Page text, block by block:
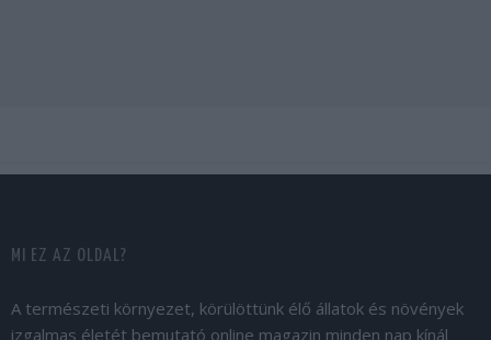
MI EZ AZ OLDAL?
A természeti környezet, körülöttünk élő állatok és növények
izgalmas életét bemutató online magazin minden nap kínál